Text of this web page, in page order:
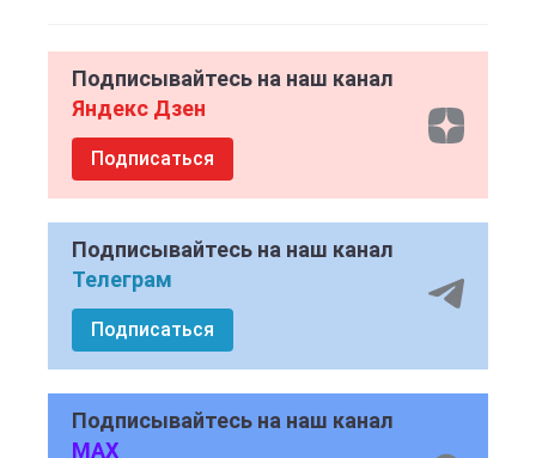
Подписывайтесь на наш канал
Яндекс Дзен
Подписаться
Подписывайтесь на наш канал
Телеграм
Подписаться
Подписывайтесь на наш канал
MAX